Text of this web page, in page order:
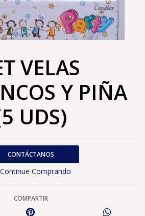
VELAS
Y PIÑA
UDS)
CONTÁCTANOS
Comprando
COMPARTIR